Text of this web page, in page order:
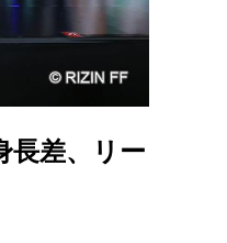
長差、リー